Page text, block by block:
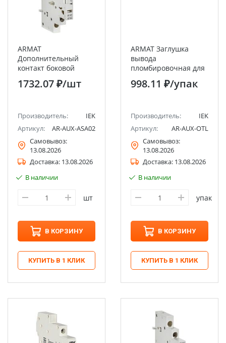
ARMAT
Дополнительный
контакт боковой
ДКБ-02 GV2P IEK
1732.07 ₽/шт
Производитель:
IEK
Артикул:
AR-AUX-ASA02
Самовывоз:
13.08.2026
Доставка: 13.08.2026
В наличии
шт
В КОРЗИНУ
КУПИТЬ В 1 КЛИК
ARMAT Заглушка
вывода
пломбировочная для
998.11 ₽/упак
Производитель:
IEK
Артикул:
AR-AUX-OTL
Самовывоз:
13.08.2026
Доставка: 13.08.2026
В наличии
упак
В КОРЗИНУ
КУПИТЬ В 1 КЛИК